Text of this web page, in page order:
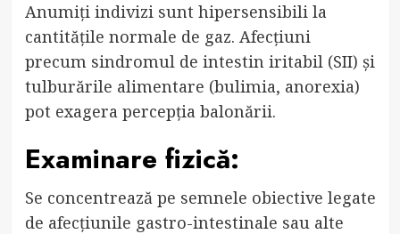
Anumiți indivizi sunt hipersensibili la
cantitățile normale de gaz. Afecțiuni
precum sindromul de intestin iritabil (SII) și
tulburările alimentare (bulimia, anorexia)
pot exagera percepția balonării.
Examinare fizică:
Se concentrează pe semnele obiective legate
de afecțiunile gastro-intestinale sau alte